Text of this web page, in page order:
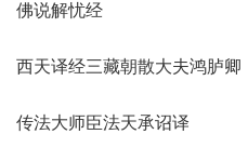
佛说解忧经
西天译经三藏朝散大夫鸿胪卿
传法大师臣法天承诏译